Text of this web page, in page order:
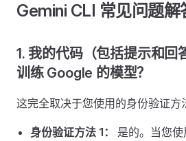
Gemini CLI 常见问题解
1. 我的代码（包括提示和回
训练 Google 的模型？
这完全取决于您使用的身份验证方
身份验证方法 1：
是的。当您